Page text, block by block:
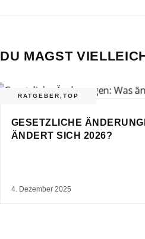
DU MAGST
RATGEBER,TOP
GESETZLICHE
ÄNDERT SICH 2026?
4. Dezember 2025